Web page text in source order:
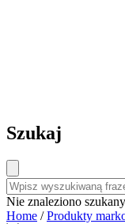
Szukaj
Nie znaleziono
Home /Produkty